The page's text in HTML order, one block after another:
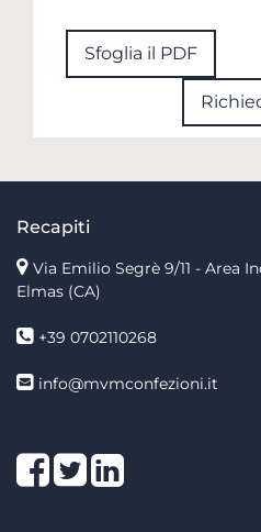
Sfoglia il PDF
Recapiti
Via Emilio Segrè 9/11 - Area
Elmas (CA)
+39 0702110268
info@mvmconfezioni.it
Facebook
TwitterLinkedIn